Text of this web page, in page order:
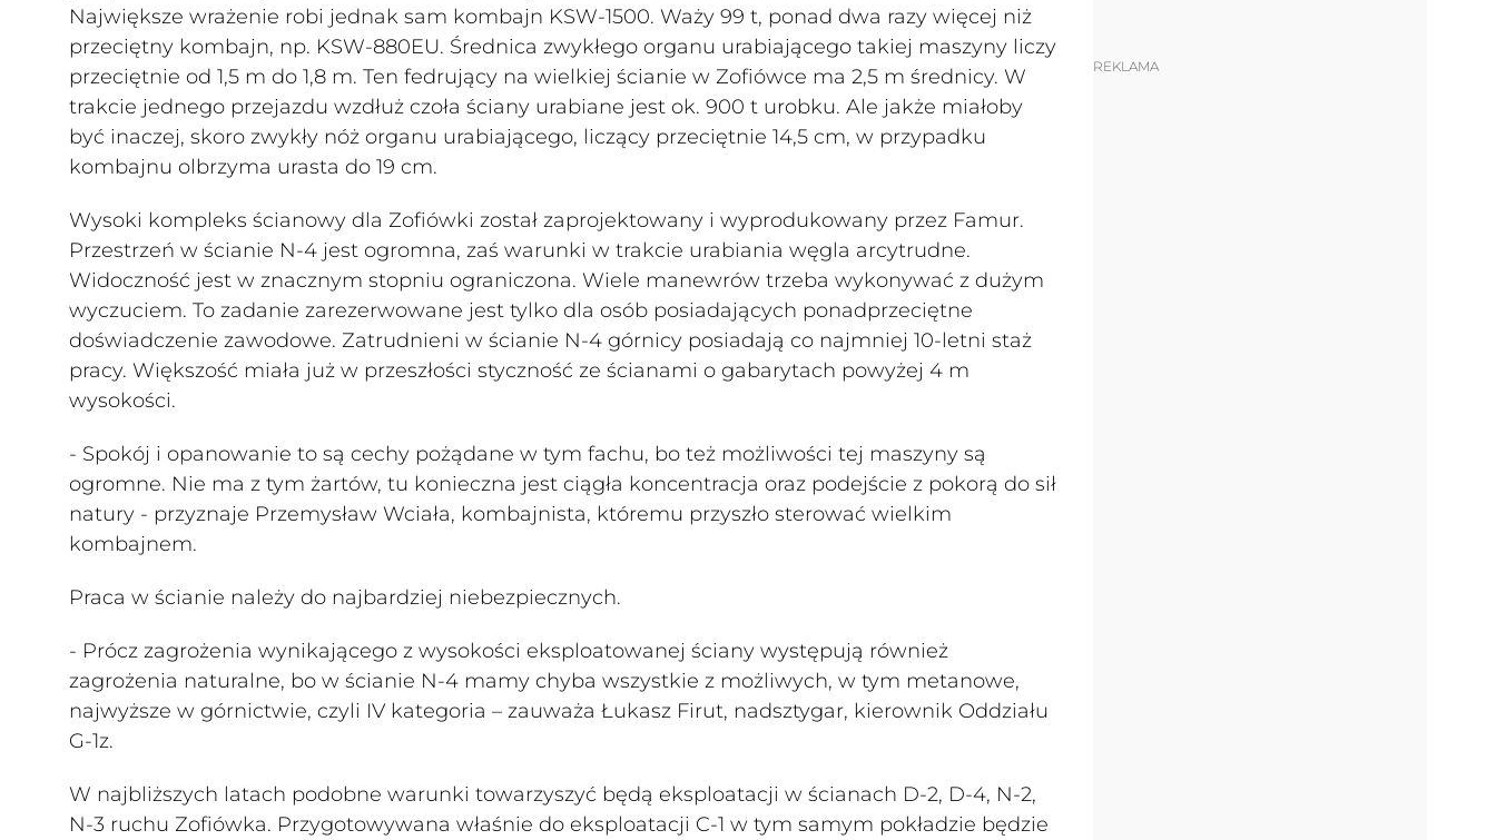
Największe wrażenie robi jednak sam kombajn KSW-1500. Waży 99 t, ponad dwa razy więcej niż
przeciętny kombajn, np. KSW-880EU. Średnica zwykłego organu urabiającego takiej maszyny liczy
przeciętnie od 1,5 m do 1,8 m. Ten fedrujący na wielkiej ścianie w Zofiówce ma 2,5 m średnicy. W
trakcie jednego przejazdu wzdłuż czoła ściany urabiane jest ok. 900 t urobku. Ale jakże miałoby
być inaczej, skoro zwykły nóż organu urabiającego, liczący przeciętnie 14,5 cm, w przypadku
kombajnu olbrzyma urasta do 19 cm.
Wysoki kompleks ścianowy dla Zofiówki został zaprojektowany i wyprodukowany przez Famur.
Przestrzeń w ścianie N-4 jest ogromna, zaś warunki w trakcie urabiania węgla arcytrudne.
Widoczność jest w znacznym stopniu ograniczona. Wiele manewrów trzeba wykonywać z dużym
wyczuciem. To zadanie zarezerwowane jest tylko dla osób posiadających ponadprzeciętne
doświadczenie zawodowe. Zatrudnieni w ścianie N-4 górnicy posiadają co najmniej 10-letni staż
pracy. Większość miała już w przeszłości styczność ze ścianami o gabarytach powyżej 4 m
wysokości.
- Spokój i opanowanie to są cechy pożądane w tym fachu, bo też możliwości tej maszyny są
ogromne. Nie ma z tym żartów, tu konieczna jest ciągła koncentracja oraz podejście z pokorą do sił
natury - przyznaje Przemysław Wciała, kombajnista, któremu przyszło sterować wielkim
kombajnem.
Praca w ścianie należy do najbardziej niebezpiecznych.
- Prócz zagrożenia wynikającego z wysokości eksploatowanej ściany występują również
zagrożenia naturalne, bo w ścianie N-4 mamy chyba wszystkie z możliwych, w tym metanowe,
najwyższe w górnictwie, czyli IV kategoria – zauważa Łukasz Firut, nadsztygar, kierownik Oddziału
G-1z.
W najbliższych latach podobne warunki towarzyszyć będą eksploatacji w ścianach D-2, D-4, N-2,
N-3 ruchu Zofiówka. Przygotowywana właśnie do eksploatacji C-1 w tym samym pokładzie będzie
REKLAMA